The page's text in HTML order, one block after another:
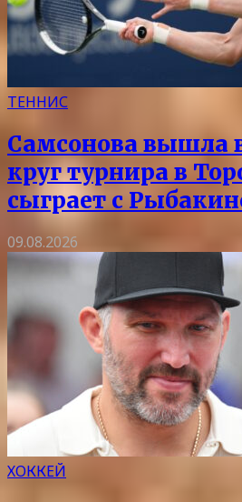
ТЕННИС
Самсонова вышла
круг турнира в
сыграет с
09.08.2026
ХОККЕЙ